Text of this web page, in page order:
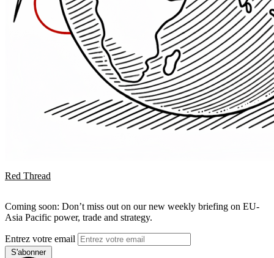
Red Thread
Coming soon: Don’t miss out on our new weekly briefing on EU-
Asia Pacific power, trade and strategy.
Entrez votre email
S'abonner